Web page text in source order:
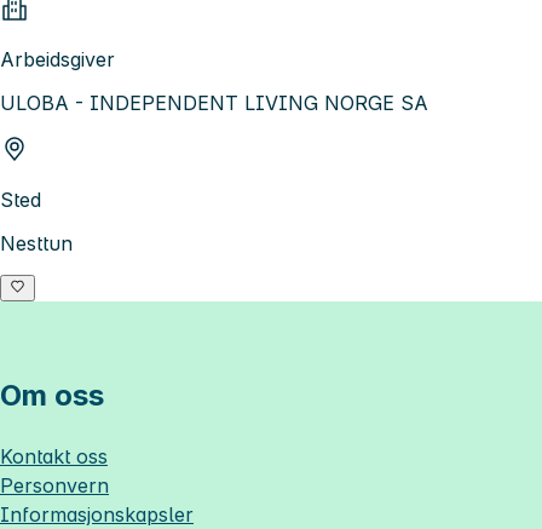
Arbeidsgiver
ULOBA - INDEPENDENT LIVING NORGE SA
Sted
Nesttun
Om oss
Kontakt oss
Personvern
Informasjonskapsler